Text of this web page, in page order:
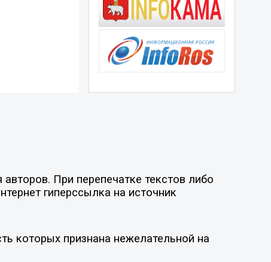
При перепечатке текстов либо
гиперссылка на источник
которых признана нежелательной на